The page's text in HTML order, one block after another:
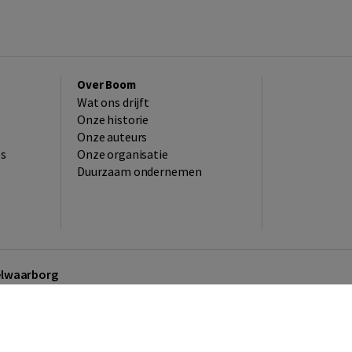
Over Boom
Wat ons drijft
Onze historie
Onze auteurs
Onze organisatie
Duurzaam ondernemen